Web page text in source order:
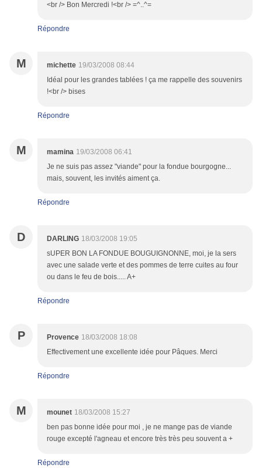
<br /> Bon Mercredi !<br /> =^..^=
Répondre
M michette 19/03/2008 08:44
Idéal pour les grandes tablées ! ça me rappelle des souvenirs
!<br /> bises
Répondre
M mamina 19/03/2008 06:41
Je ne suis pas assez "viande" pour la fondue bourgogne...
mais, souvent, les invités aiment ça.
Répondre
D DARLING 18/03/2008 19:05
sUPER BON LA FONDUE BOUGUIGNONNE, moi, je la sers
avec une salade verte et des pommes de terre cuites au four
ou dans le feu de bois..... A+
Répondre
P Provence 18/03/2008 18:08
Effectivement une excellente idée pour Pâques. Merci
Répondre
M mounet 18/03/2008 15:27
ben pas bonne idée pour moi , je ne mange pas de viande
rouge excepté l'agneau et encore très très peu souvent a +
Répondre